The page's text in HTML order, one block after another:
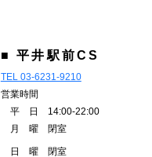
■ 平井駅前CS
TEL 03-6231-9210
営業時間
平 日 14:00-22:00
月 曜 閉室
日 曜 閉室